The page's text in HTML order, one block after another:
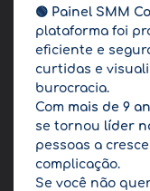
🟢 Painel SMM
plataforma foi
eficiente e
curtidas e
burocracia.
Com mais de 9
se tornou líder
pessoas a
complicação.
Se você não